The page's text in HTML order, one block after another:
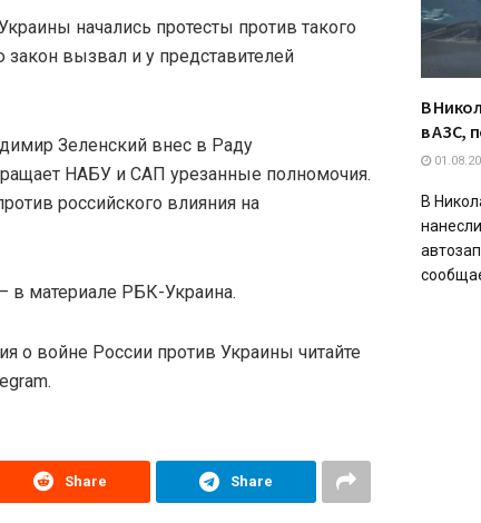
начались протесты против такого
вызвал и у представителей
Зеленский внес в Раду
НАБУ и САП урезанные полномочия.
российского влияния на
в материале РБК-Украина.
о войне России против Украины читайте
Share Share
В
в АЗС,
В